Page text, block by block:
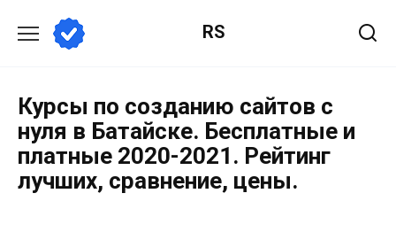
RS
Курсы по созданию сайтов с
нуля в Батайске. Бесплатные и
платные 2020-2021. Рейтинг
лучших, сравнение, цены.